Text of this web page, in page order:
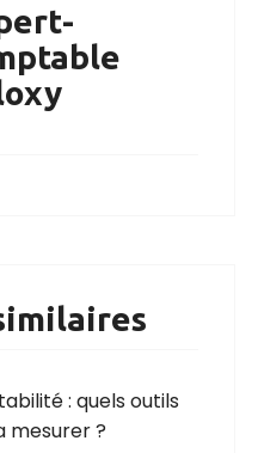
: quels outils
mesurer ?